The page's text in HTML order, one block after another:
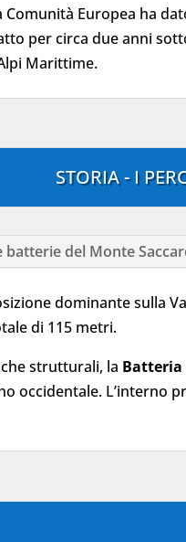
Europea ha
per circa due anni
Marittime.
STORIA - I
batterie del Monte
dominante sulla
di 115 metri.
strutturali, la Batteria
occidentale. L’interno